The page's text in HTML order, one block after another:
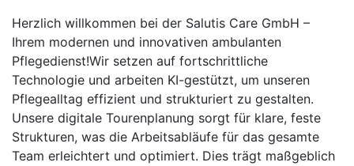
Herzlich willkommen bei der Salutis Care GmbH –
Ihrem modernen und innovativen ambulanten
Pflegedienst!Wir setzen auf fortschrittliche
Technologie und arbeiten KI-gestützt, um unseren
Pflegealltag effizient und strukturiert zu gestalten.
Unsere digitale Tourenplanung sorgt für klare, feste
Strukturen, was die Arbeitsabläufe für das gesamte
Team erleichtert und optimiert. Dies trägt maßgeblich